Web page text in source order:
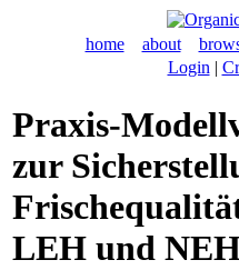
home about
Login |
Praxis-
zur
LEH und